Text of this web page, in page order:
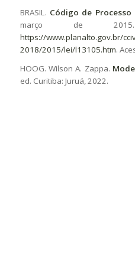
BRASIL. Código de Processo
março de
https://www.planalto.gov.br/
2018/2015/lei/l13105.htm.
HOOG. Wilson A. Zappa.
ed. Curitiba: Juruá, 2022.